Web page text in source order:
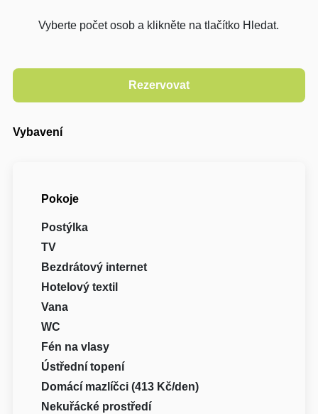
Vyberte počet osob a klikněte na tlačítko Hledat.
Vybavení
Pokoje
Postýlka
TV
Bezdrátový internet
Hotelový textil
Vana
WC
Fén na vlasy
Ústřední topení
Domácí mazlíčci (413 Kč/den)
Nekuřácké prostředí